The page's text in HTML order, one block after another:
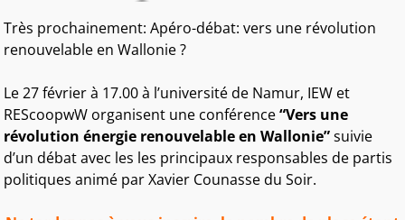
Très prochainement: Apéro-débat: vers une révolution
renouvelable en Wallonie ?
Le 27 février à 17.00 à l’université de Namur, IEW et
REScoopwW organisent une conférence“Vers une
révolution énergie renouvelable en Wallonie”suivie
d’un débat avec les les principaux responsables de partis
politiques animé par Xavier Counasse du Soir.